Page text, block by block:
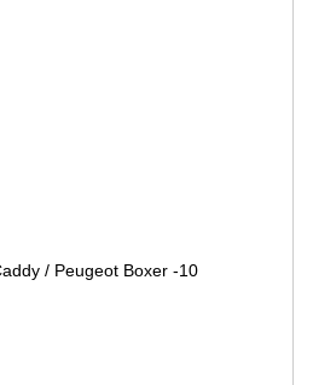
/ Peugeot Boxer -10